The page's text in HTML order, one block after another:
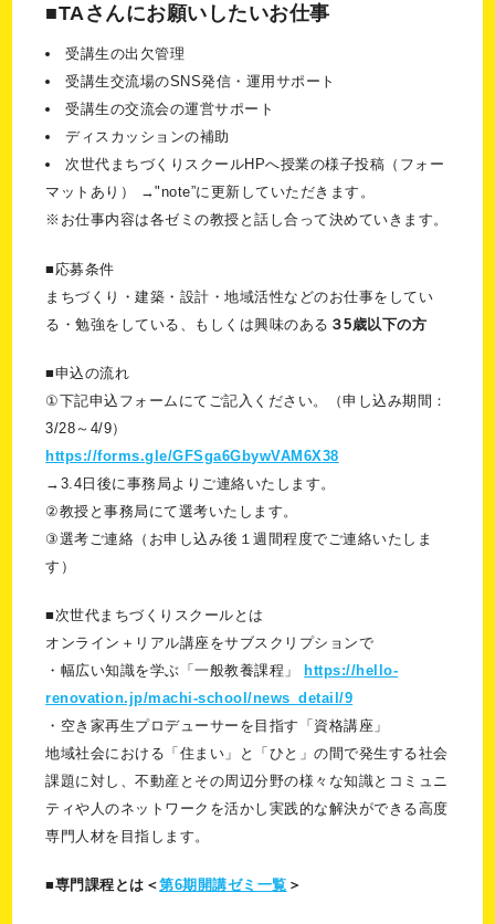
■TAさんにお願いしたいお仕事
受講生の出欠管理
受講生交流場のSNS発信・運用サポート
受講生の交流会の運営サポート
ディスカッションの補助
次世代まちづくりスクールHPへ授業の様子投稿（フォー
マットあり） →"note”に更新していただきます。
※お仕事内容は各ゼミの教授と話し合って決めていきます。
■応募条件
まちづくり・建築・設計・地域活性などのお仕事をしてい
る・勉強をしている、もしくは興味のある ３5歳以下の方
■申込の流れ
①下記申込フォームにてご記入ください。（申し込み期間：
3/28～4/9）
https://forms.gle/GFSga6GbywVAM6X38
→3.4日後に事務局よりご連絡いたします。
②教授と事務局にて選考いたします。
③選考ご連絡（お申し込み後１週間程度でご連絡いたしま
す）
■次世代まちづくりスクールとは
オンライン＋リアル講座をサブスクリプションで
・幅広い知識を学ぶ「一般教養課程」
https://hello-
renovation.jp/machi-school/news_detail/9
・空き家再生プロデューサーを目指す「資格講座」
地域社会における「住まい」と「ひと」の間で発生する社会
課題に対し、不動産とその周辺分野の様々な知識とコミュニ
ティや人のネットワークを活かし実践的な解決ができる高度
専門人材を目指します。
■専門課程とは＜第6期開講ゼミ一覧 ＞